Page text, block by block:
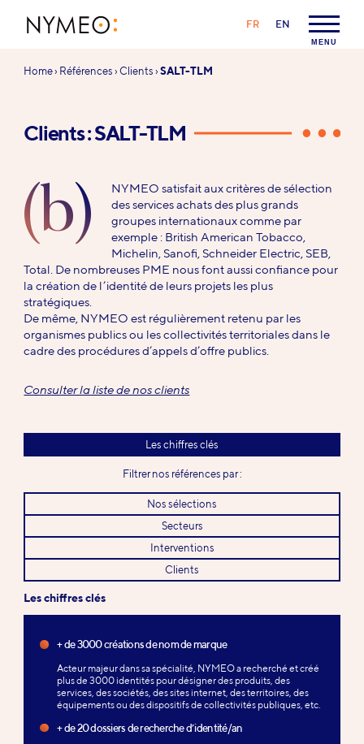
MENU
LANGAGE :
FR EN
Vous
Home› Références›Clients›SALT-TLM
Clients : SALT-TLM
(b)
NYMEO satisfait aux critères de sélection
des services achats des plus grands
groupes internationaux comme par
exemple : British American Tobacco,
Michelin, Sanofi, Schneider Electric, SEB,
Total. De nombreuses PME nous font aussi confiance pour
la création de l’identité de leurs projets les plus
stratégiques.
De même, NYMEO est régulièrement retenu par les
organismes publics ou les collectivités territoriales dans le
cadre des procédures d’appels d’offre publics.
Consulter la liste de nos clients
Les chiffres clés
Filtrer nos références par :
Nos sélections
Secteurs
Interventions
Clients
Les chiffres clés
+ de 3000 créations de nom de marque
Acteur majeur dans sa spécialité, NYMEO a recherché et créé
plus de 3000 identités pour désigner des produits, des
services, des sociétés, des sites internet, des territoires, des
équipements ou des dispositifs de collectivités publiques, etc.
+ de 20 dossiers de recherche d’identité/an